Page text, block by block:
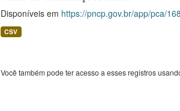
Disponíveis em https://pncp.gov.br/app/pca/
CSV
Você também pode ter acesso a esses registros